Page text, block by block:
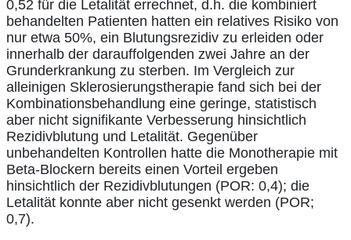
0,52 für die Letalität errechnet, d.h. die kombiniert
behandelten Patienten hatten ein relatives Risiko von
nur etwa 50%, ein Blutungsrezidiv zu erleiden oder
innerhalb der darauffolgenden zwei Jahre an der
Grunderkrankung zu sterben. Im Vergleich zur
alleinigen Sklerosierungstherapie fand sich bei der
Kombinationsbehandlung eine geringe, statistisch
aber nicht signifikante Verbesserung hinsichtlich
Rezidivblutung und Letalität. Gegenüber
unbehandelten Kontrollen hatte die Monotherapie mit
Beta-Blockern bereits einen Vorteil ergeben
hinsichtlich der Rezidivblutungen (POR: 0,4); die
Letalität konnte aber nicht gesenkt werden (POR;
0,7).